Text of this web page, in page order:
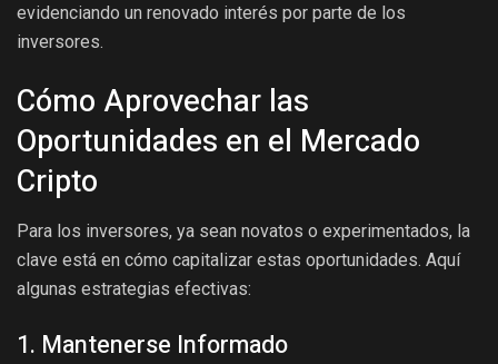
evidenciando un renovado interés por parte de los
inversores.
Cómo Aprovechar las
Oportunidades en el Mercado
Cripto
Para los inversores, ya sean novatos o experimentados, la
clave está en cómo capitalizar estas oportunidades. Aquí
algunas estrategias efectivas:
1. Mantenerse Informado